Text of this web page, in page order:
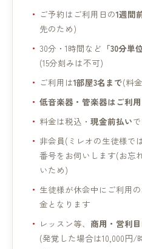
ご予約はご利用日の1週間
先のため)
30分・1時間など 「30分単
(15分刻みは不可)
ご利用は1部屋3名まで(料
低音楽器・管楽器はご利
料金は税込・ 現金前払い
非会員(ミレオの生徒様で
番号をお伺いします(お忘
いため)
生徒様が休会中にご利用
金となります
レッスン等、 商用・営利
(発覚した場合は10,000円/